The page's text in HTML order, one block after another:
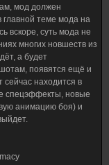
мод должен
главной теме мода на
вскоре, суть мода не
многих новшеств из
а будет
появятся ещё и
находится в
спецэффекты, новые
анимацию боя) и